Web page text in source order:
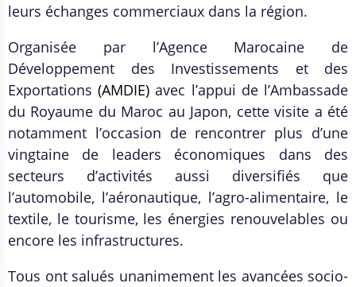
leurs échanges commerciaux dans la région.
Organisée par l’Agence Marocaine de
Développement des Investissements et des
Exportations(AMDIE) avec l’appui de l’Ambassade
du Royaume du Maroc au Japon, cette visite a été
notamment l’occasion de rencontrer plus d’une
vingtaine de leaders économiques dans des
secteurs d’activités aussi diversifiés que
l’automobile, l’aéronautique, l’agro-alimentaire, le
textile, le tourisme, les énergies renouvelables ou
encore les infrastructures.
Tous ont salués unanimement les avancées socio-